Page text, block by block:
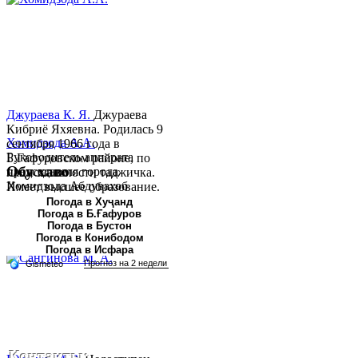
Хомидзода А.А.
Руководитель аппарата
председателя города
Хомидзода Абдувахоб
Абдумаджид родился 8
июня 1978 года в городе
Худжанде. По
национальности...
Джураева К. Я. Джураева
Кибриё Яхяевна. Родилась 9
сентября 1966 года в
Б.Гафуровском районе, по
национальности таджичка.
Имеет высшее образование.
В 1997 ...
Обу хаво
Погода в Хуҷанд
Погода в Б.Ғафуров
Погода в Бустон
Погода в Конибодом
Погода в Исфара